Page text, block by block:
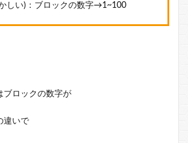
しい)：ブロックの数字→1~100
ブロックの数字が
違いで